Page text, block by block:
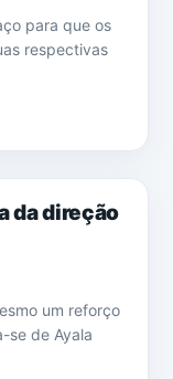
para que os
respectivas
da direção
um reforço
se de Ayala